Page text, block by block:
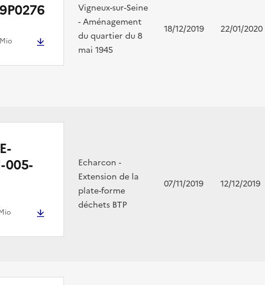
Vigneux-sur-Seine
- Aménagement
du quartier du 8
mai 1945
18/12/2019 22/01/2020
005-
Echarcon -
Extension de la
plate-forme
déchets BTP
07/11/2019 12/12/2019